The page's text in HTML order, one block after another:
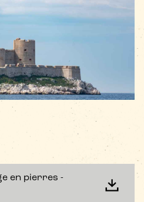
en pierres -